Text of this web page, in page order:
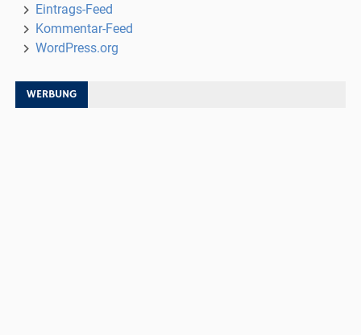
Eintrags-Feed
Kommentar-Feed
WordPress.org
WERBUNG